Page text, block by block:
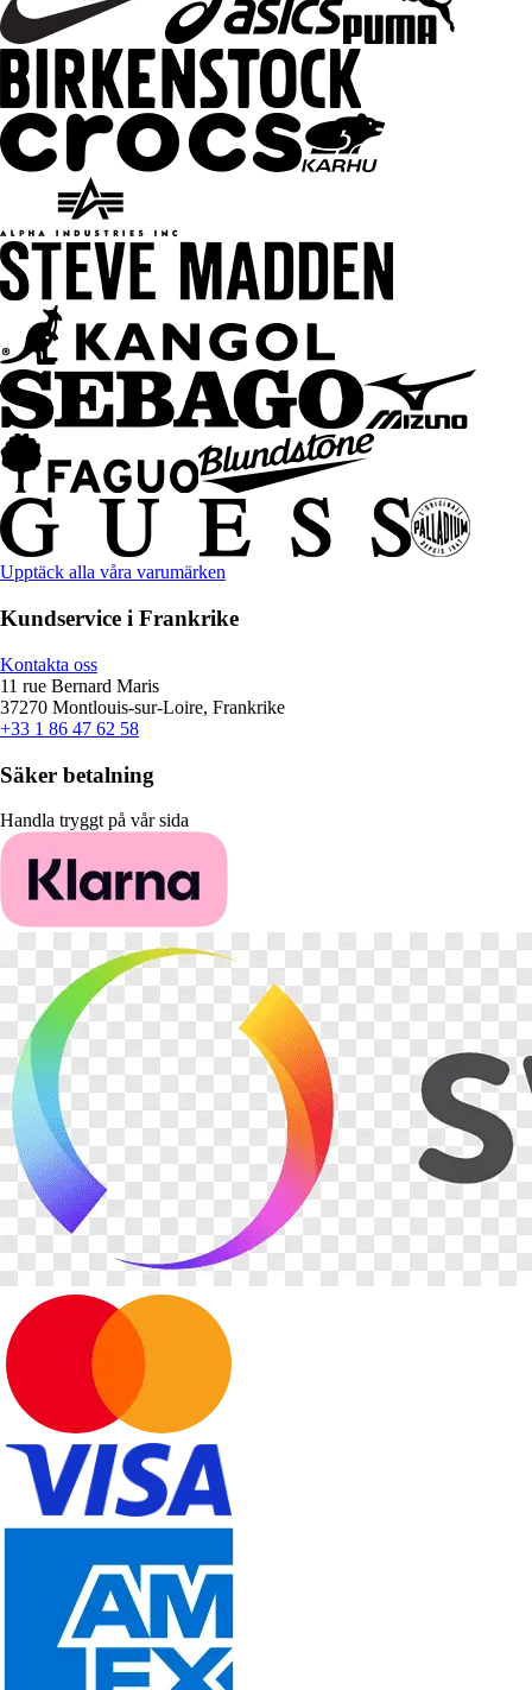
Upptäck alla våra varumärken
Kundservice i Frankrike
Kontakta oss
11 rue Bernard Maris
37270 Montlouis-sur-Loire, Frankrike
+33 1 86 47 62 58
Säker betalning
Handla tryggt på vår sida